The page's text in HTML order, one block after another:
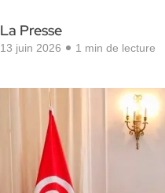
La Presse
13 juin 2026 1 min de lecture